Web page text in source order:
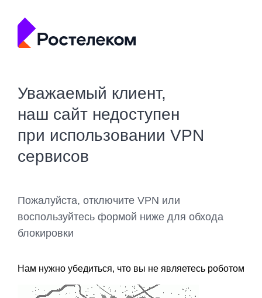
Уважаемый клиент,
наш сайт недоступен
при использовании VPN
сервисов
Пожалуйста, отключите VPN или
воспользуйтесь формой ниже для обхода
блокировки
Нам нужно убедиться, что вы не являетесь роботом